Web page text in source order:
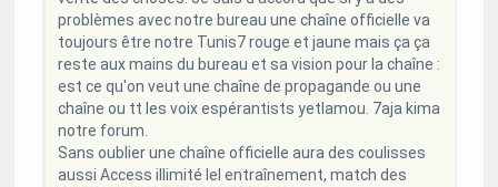
problèmes avec notre bureau une chaîne officielle va
toujours être notre Tunis7 rouge et jaune mais ça ça
reste aux mains du bureau et sa vision pour la chaîne :
est ce qu'on veut une chaîne de propagande ou une
chaîne ou tt les voix espérantists yetlamou. 7aja kima
notre forum.
Sans oublier une chaîne officielle aura des coulisses
aussi Access illimité lel entraînement, match des